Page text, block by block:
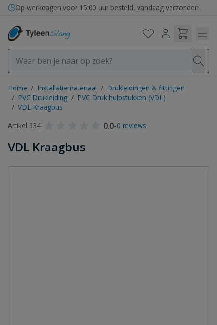
Ga naar de inhoud
Op werkdagen voor 15:00 uur besteld, vandaag verzonden
Home / Installatiemateriaal / Drukleidingen & fittingen
/ PVC Drukleiding / PVC Druk hulpstukken (VDL)
/ VDL Kraagbus
Artikel 334
0.0-0 reviews
VDL Kraagbus